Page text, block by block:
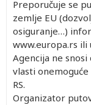
Preporučuje se
zemlje EU
osiguranje…)
www.europa.rs ili
Agencija ne
vlasti
RS.
Organizator